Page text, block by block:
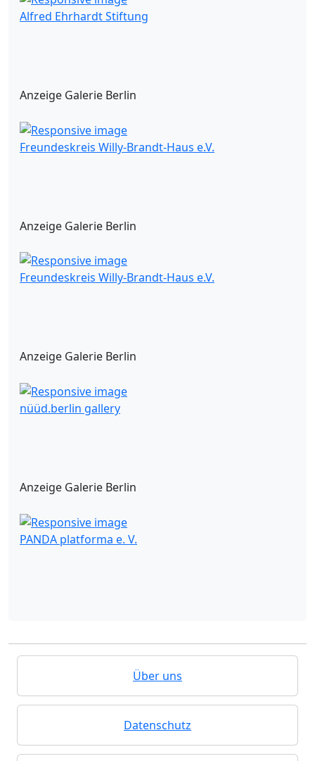
Alfred Ehrhardt Stiftung
Anzeige Galerie Berlin
Freundeskreis Willy-Brandt-Haus e.V.
Anzeige Galerie Berlin
Freundeskreis Willy-Brandt-Haus e.V.
Anzeige Galerie Berlin
nüüd.berlin gallery
Anzeige Galerie Berlin
PANDA platforma e. V.
Über uns
Datenschutz